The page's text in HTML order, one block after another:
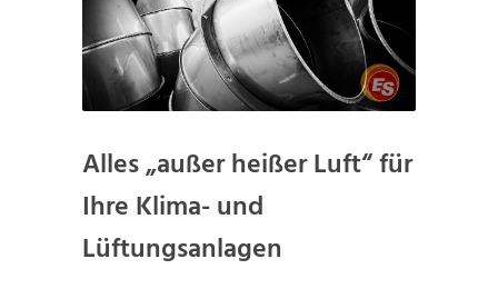
Alles „außer heißer Luft“ für
Ihre Klima- und
Lüftungsanlagen